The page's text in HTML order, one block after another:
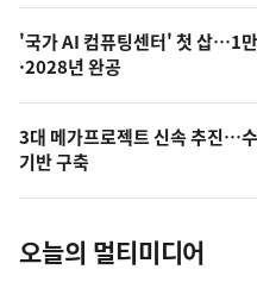
오
의
사
진
'국가 AI 컴퓨팅센터' 첫 삽…1
·2028년 완공
3대 메가프로젝트 신속 추진…
기반 구축
오늘의 멀티미디어